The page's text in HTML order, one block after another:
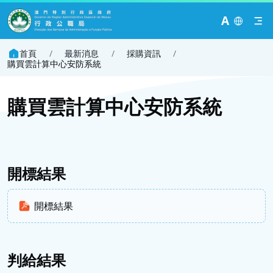
A
首頁 / 最新消息 / 採購資訊
/
購買雲計算中心安防系統
購買雲計算中心安防系統
開標結果
開標結果
判給結果